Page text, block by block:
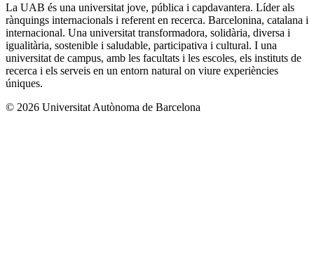
La UAB és una universitat jove, pública i capdavantera. Líder als
rànquings internacionals i referent en recerca. Barcelonina, catalana i
internacional. Una universitat transformadora, solidària, diversa i
igualitària, sostenible i saludable, participativa i cultural. I una
universitat de campus, amb les facultats i les escoles, els instituts de
recerca i els serveis en un entorn natural on viure experiències
úniques.
© 2026 Universitat Autònoma de Barcelona